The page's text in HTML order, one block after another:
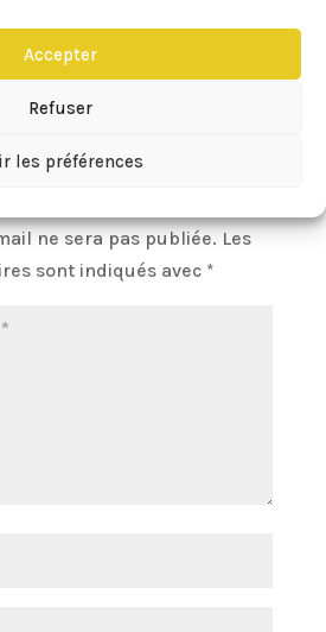
Accepter
Refuser
les préférences
faire 😀
ne sera pas publiée. Les
sont indiqués avec *